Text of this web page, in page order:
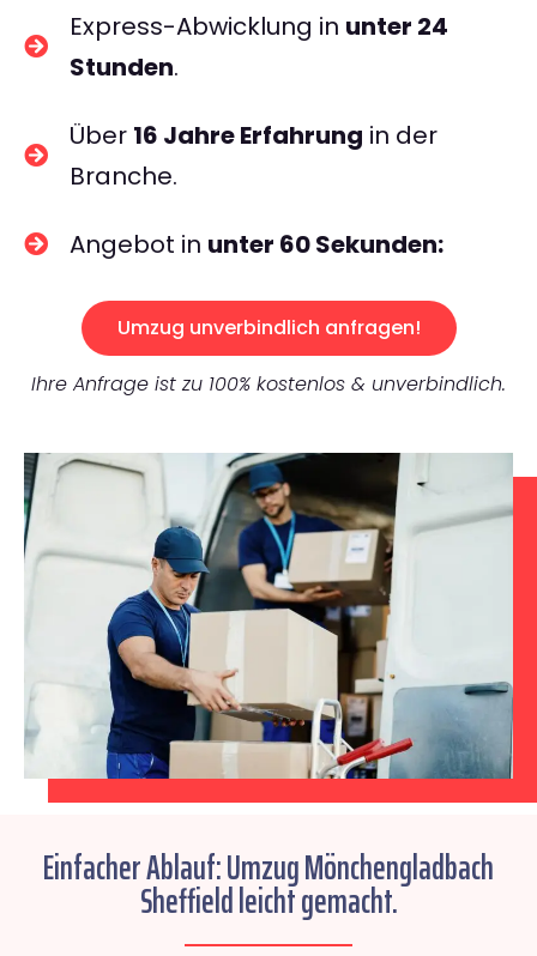
Express-Abwicklung in unter 24
Stunden.
Über 16 Jahre Erfahrung in der
Branche.
Angebot in unter 60 Sekunden:
Umzug unverbindlich anfragen!
Ihre Anfrage ist zu 100% kostenlos & unverbindlich.
Einfacher Ablauf: Umzug Mönchengladbach
Sheffield leicht gemacht.